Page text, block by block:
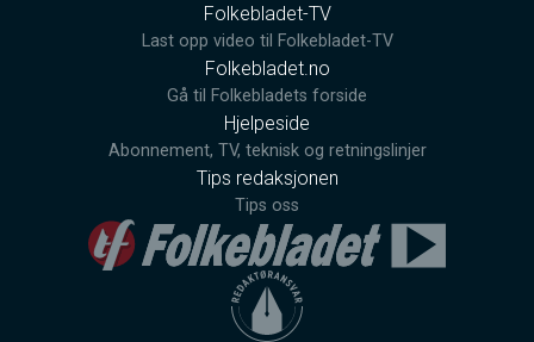
Folkebladet-TV
Last opp video til Folkebladet-TV
Folkebladet.no
Gå til Folkebladets forside
Hjelpeside
Abonnement, TV, teknisk og retningslinjer
Tips redaksjonen
Tips oss